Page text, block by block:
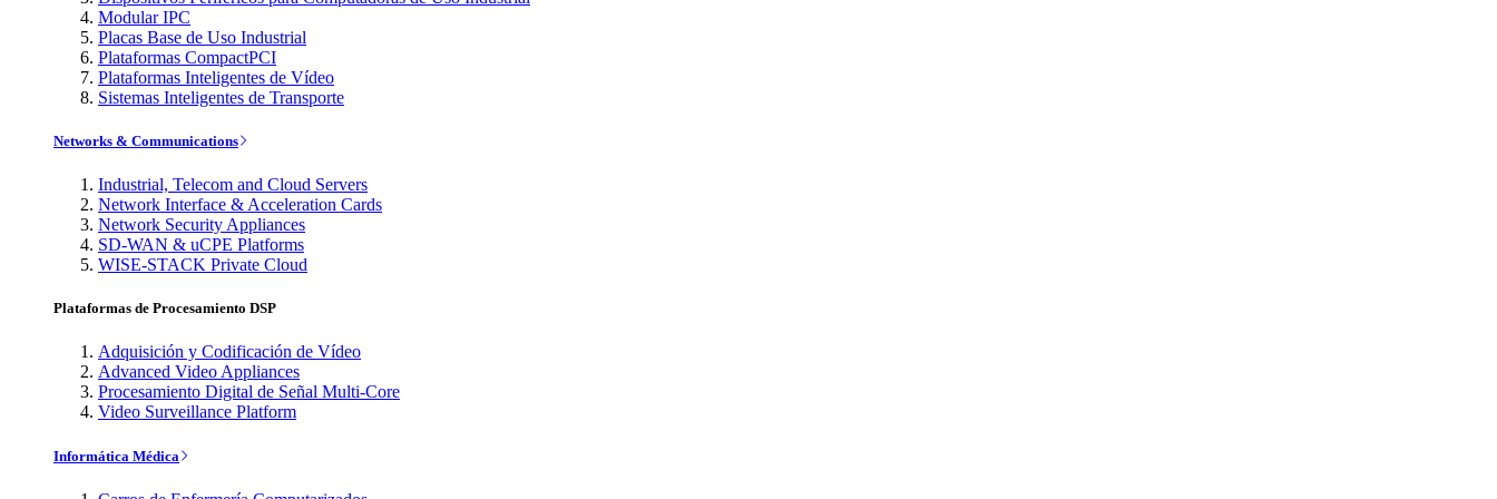
Modular IPC
Placas Base de Uso Industrial
Plataformas CompactPCI
Plataformas Inteligentes de Vídeo
Sistemas Inteligentes de Transporte
Networks & Communications
Industrial, Telecom and Cloud Servers
Network Interface & Acceleration Cards
Network Security Appliances
SD-WAN & uCPE Platforms
WISE-STACK Private Cloud
Plataformas de Procesamiento DSP
Adquisición y Codificación de Vídeo
Advanced Video Appliances
Procesamiento Digital de Señal Multi-Core
Video Surveillance Platform
Informática Médica